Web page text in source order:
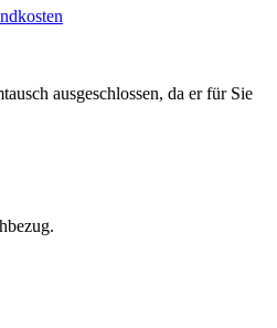
ausgeschlossen, da er für Sie